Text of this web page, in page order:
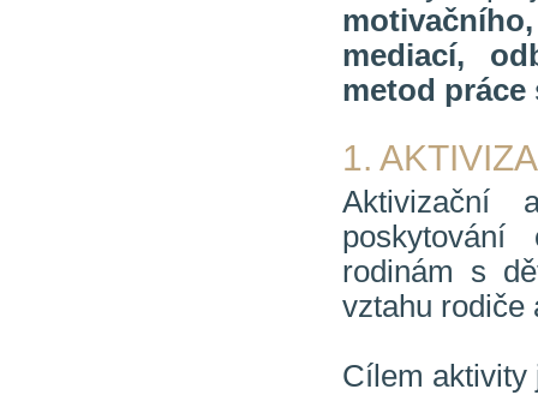
mediací,
metod práce
1.
Aktivizační
rodinám s
vztahu rodiče
Cílem aktivity